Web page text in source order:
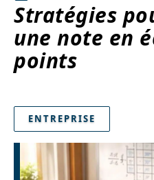
Stratégies
une note en
points
ENTREPRISE